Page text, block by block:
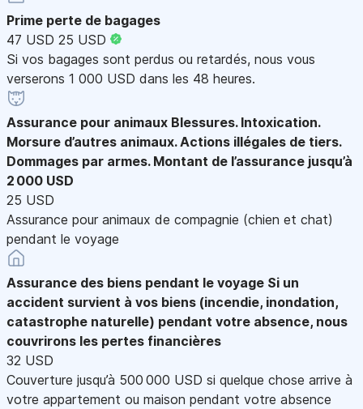
Prime perte de bagages
47 USD 25 USD
Si vos bagages sont perdus ou retardés, nous vous
verserons 1 000 USD dans les 48 heures.
Assurance pour animaux Blessures. Intoxication.
Morsure d’autres animaux. Actions illégales de tiers.
Dommages par armes. Montant de l’assurance jusqu’à
2 000 USD
25 USD
Assurance pour animaux de compagnie (chien et chat)
pendant le voyage
Assurance des biens pendant le voyage Si un
accident survient à vos biens (incendie, inondation,
catastrophe naturelle) pendant votre absence, nous
couvrirons les pertes financières
32 USD
Couverture jusqu’à 500 000 USD si quelque chose arrive à
votre appartement ou maison pendant votre absence